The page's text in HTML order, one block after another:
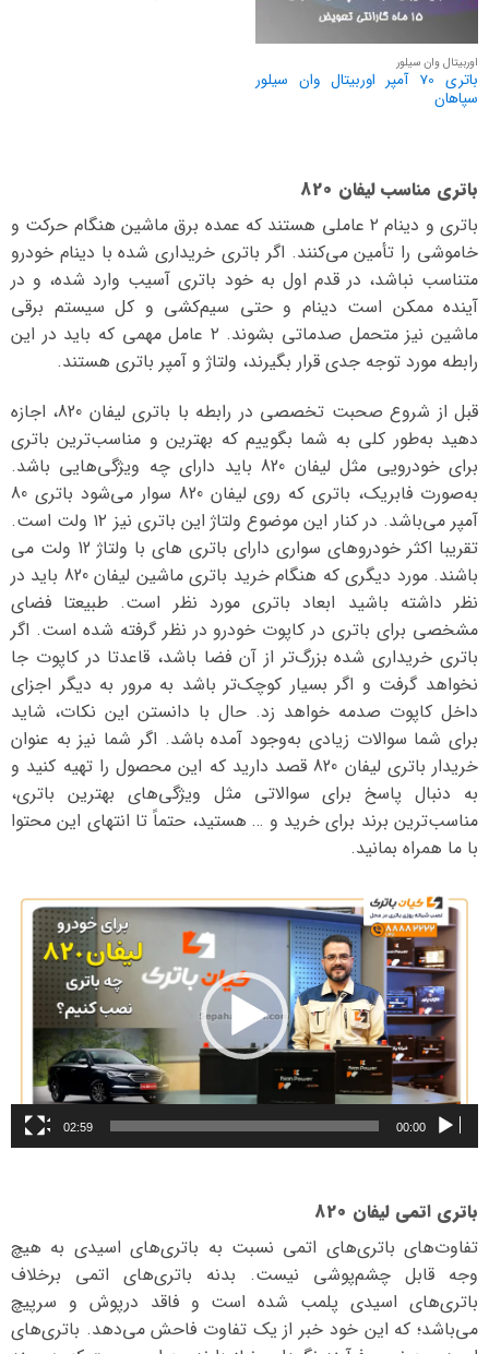
اوربیتال وان سیلور
باتری 70 آمپر اوربیتال وان سیلور
سپاهان
باتری مناسب لیفان 820
باتری و دینام ۲ عاملی هستند که عمده برق ماشین هنگام حرکت و
خاموشی را تأمین می‌کنند. اگر باتری خریداری شده با دینام خودرو
متناسب نباشد، در قدم اول به خود باتری آسیب وارد شده، و در
آینده ممکن است دینام و حتی سیم‌کشی و کل سیستم برقی
ماشین نیز متحمل صدماتی بشوند. ۲ عامل مهمی که باید در این
رابطه مورد توجه جدی قرار بگیرند، ولتاژ و آمپر باتری هستند.
قبل از شروع صحبت تخصصی در رابطه با باتری لیفان 820، اجازه
دهید به‌طور کلی به شما بگوییم که بهترین و مناسب‌ترین باتری
برای خودرویی مثل لیفان 820 باید دارای چه ویژگی‌هایی باشد.
به‌صورت فابریک، باتری که روی لیفان 820 سوار می‌شود باتری 80
آمپر می‌باشد. در کنار این موضوع ولتاژ این باتری نیز ۱۲ ولت است.
تقریبا اکثر خودروهای سواری دارای باتری های با ولتاژ 12 ولت می
باشند. مورد دیگری که هنگام خرید باتری ماشین لیفان 820 باید در
نظر داشته باشید ابعاد باتری مورد نظر است. طبیعتا فضای
مشخصی برای باتری در کاپوت خودرو در نظر گرفته شده است. اگر
باتری خریداری شده بزرگ‌تر از آن فضا باشد، قاعدتا در کاپوت جا
نخواهد گرفت و اگر بسیار کوچک‌تر باشد به مرور به دیگر اجزای
داخل کاپوت صدمه خواهد زد. حال با دانستن این نکات، شاید
برای شما سوالات زیادی به‌وجود آمده باشد. اگر شما نیز به عنوان
خریدار باتری لیفان 820 قصد دارید که این محصول را تهیه کنید و
به دنبال پاسخ برای سوالاتی مثل ویژگی‌های بهترین باتری،
مناسب‌ترین برند برای خرید و … هستید، حتماً تا انتهای این محتوا
با ما همراه بمانید.
نمایشگر
ویدیو
00:00
02:59
باتری اتمی لیفان 820
تفاوت‌های باتری‌های اتمی نسبت به باتری‌های اسیدی به هیچ
وجه قابل چشم‌پوشی نیست. بدنه باتری‌های اتمی برخلاف
باتری‌های اسیدی پلمب شده است و فاقد درپوش و سرپیچ
می‌باشد؛ که این خود خبر از یک تفاوت فاحش می‌دهد. باتری‌های